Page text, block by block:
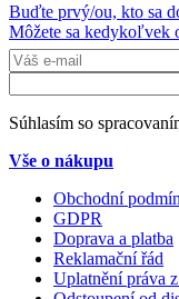
Buďte prvý/ou, kto sa
Môžete sa kedykoľvek
Súhlasím so
Vše o nákupu
Obchodní
GDPR
Doprava a platba
Reklamační řád
Uplatnění práva